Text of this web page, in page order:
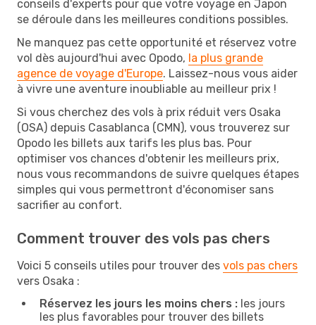
conseils d'experts pour que votre voyage en Japon
se déroule dans les meilleures conditions possibles.
Ne manquez pas cette opportunité et réservez votre
vol dès aujourd'hui avec Opodo, la plus grande
agence de voyage d'Europe. Laissez-nous vous aider
à vivre une aventure inoubliable au meilleur prix !
Si vous cherchez des vols à prix réduit vers Osaka
(OSA) depuis Casablanca (CMN), vous trouverez sur
Opodo les billets aux tarifs les plus bas. Pour
optimiser vos chances d'obtenir les meilleurs prix,
nous vous recommandons de suivre quelques étapes
simples qui vous permettront d'économiser sans
sacrifier au confort.
Comment trouver des vols pas chers
Voici 5 conseils utiles pour trouver des vols pas chers
vers Osaka :
Réservez les jours les moins chers : les jours
les plus favorables pour trouver des billets